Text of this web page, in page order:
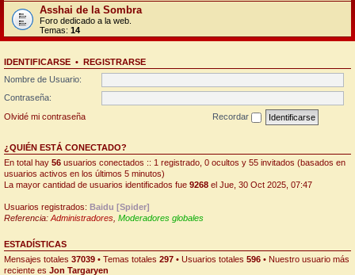
Asshai de la Sombra
Foro dedicado a la web.
Temas: 14
IDENTIFICARSE • REGISTRARSE
Nombre de Usuario:
Contraseña:
Olvidé mi contraseña
Recordar
¿QUIÉN ESTÁ CONECTADO?
En total hay 56 usuarios conectados :: 1 registrado, 0 ocultos y 55 invitados (basados en
usuarios activos en los últimos 5 minutos)
La mayor cantidad de usuarios identificados fue 9268 el Jue, 30 Oct 2025, 07:47
Usuarios registrados: Baidu [Spider]
Referencia: Administradores Moderadores globales
ESTADÍSTICAS
Mensajes totales 37039 • Temas totales 297 • Usuarios totales 596 • Nuestro usuario más
reciente es Jon Targaryen